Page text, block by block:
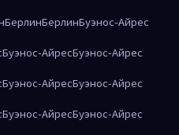
БерлинБерлинБуэнос-Айрес
Буэнос-АйресБуэнос-Айрес
Буэнос-АйресБуэнос-Айрес
Буэнос-АйресБуэнос-Айрес